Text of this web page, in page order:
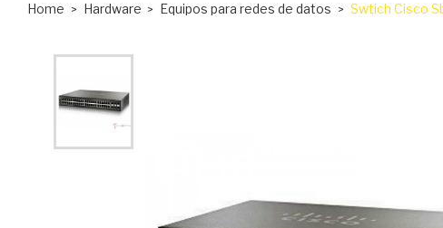
Home Hardware Equipos para redes de datos Swtich Cisco